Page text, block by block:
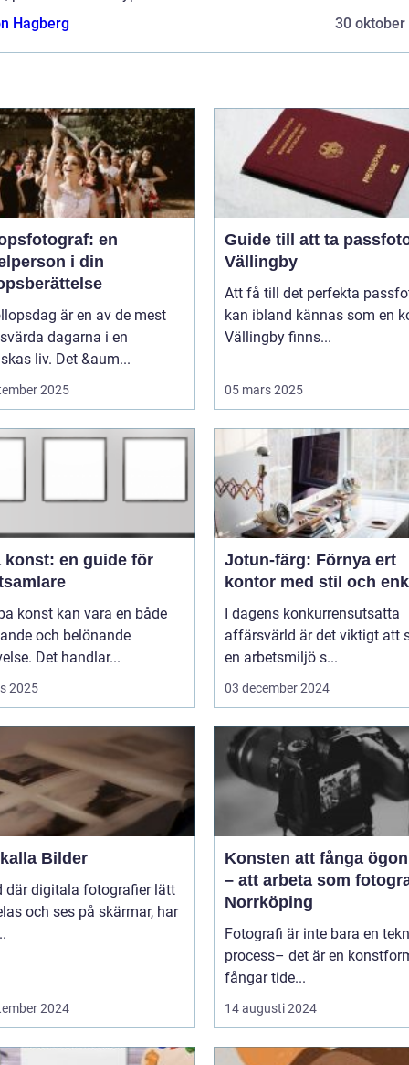
Hagberg
30 oktober
en
i din
är en av de mest
dagarna i en
liv. Det &aum...
2025
Guide till att ta
Vällingby
Att få till det perfekta
kan ibland kännas som en
Vällingby finns...
05 mars 2025
konst: en guide för
konst kan vara en både
och belönande
Det handlar...
2025
Jotun-färg: Förnya ert
kontor med stil och
I dagens konkurrensutsatta
affärsvärld är det viktigt att
en arbetsmiljö s...
03 december 2024
Bilder
där digitala fotografier lätt
och ses på skärmar, har
2024
Konsten att fånga
– att arbeta som
Norrköping
Fotografi är inte bara en
process– det är en
fångar tide...
14 augusti 2024